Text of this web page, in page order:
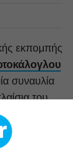
εκπομπής
συναυλία
του
από τους